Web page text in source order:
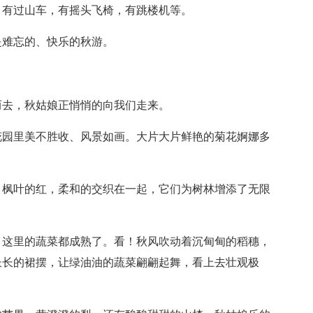
过山车，有摇头飞椅，有跳楼机等。
忘的、快乐的秋游。
，秋姑娘正悄悄的向我们走来。
里美不胜收、风景如画。大片大片鲜艳的菊花婀娜多
叶的红，柔和的交织在一起，它们为树林增添了无限
里的蔬菜都成熟了。看！秋风吹动着沉甸甸的稻穗，
的裙摆，让绿油油的蔬菜翩翩起舞，看上去壮观极